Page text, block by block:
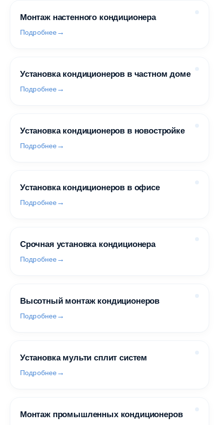
Монтаж настенного кондиционера
Подробнее
Установка кондиционеров в частном доме
Подробнее
Установка кондиционеров в новостройке
Подробнее
Установка кондиционеров в офисе
Подробнее
Срочная установка кондиционера
Подробнее
Высотный монтаж кондиционеров
Подробнее
Установка мульти сплит систем
Подробнее
Монтаж промышленных кондиционеров